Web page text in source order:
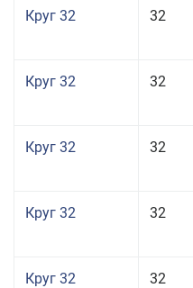
Круг 32 32
Круг 32 32
Круг 32 32
Круг 32 32
Круг 32 32